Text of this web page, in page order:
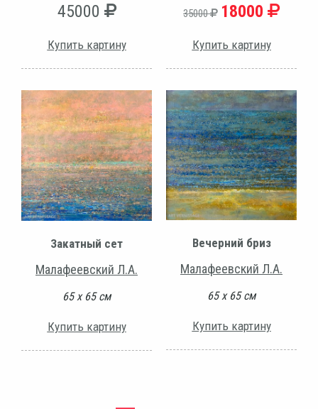
45000
Купить картину
35000 18000
Купить картину
Закатный сет
Малафеевский Л.А.
65 х 65 см
Купить картину
Вечерний бриз
Малафеевский Л.А.
65 х 65 см
Купить картину